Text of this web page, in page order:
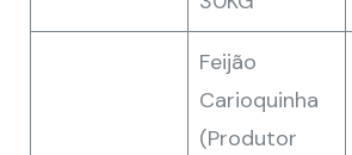
Feijão
Carioquinha
(Produtor